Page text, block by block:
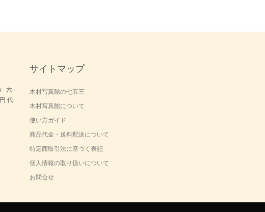
六
代
サイトマップ
木村写真館の七五三
木村写真館について
使い方ガイド
商品代金・送料配送について
特定商取引法に基づく表記
個人情報の取り扱いについて
お問合せ